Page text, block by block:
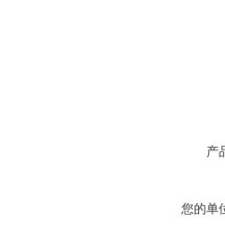
产
您的单